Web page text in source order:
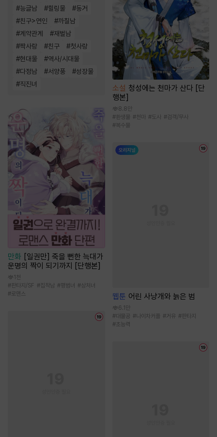
#능글남 #힐링물 #동거
#친구>연인 #까칠남
#계약관계 #재벌남
#짝사랑 #친구 #첫사랑
#현대물 #역사/시대물
#다정남 #서양풍 #성장물
#직진녀
만화 [일권만] 죽을 뻔한 늑대가
운명의 짝이 되기까지 [단행본]
1천
#판타지/SF #집착남 #평범녀 #상처녀
#로맨스
소설 청성에는 천마가 산다 [단
행본]
8.8만
#환생물 #천마 #도사 #검객/무사
#복수물
웹툰 어린 사냥개와 늙은 범
6.1만
#대물공 #나이차커플 #거유 #판타지
#초능력